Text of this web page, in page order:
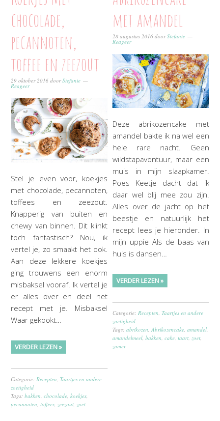
chocolade,
pecannoten,
toffee en zeezout
29 oktober 2016 doorStefanie
Reageer
Stel je even voor, koekjes
met chocolade, pecannoten,
toffees en zeezout.
Knapperig van buiten en
chewy van binnen. Dit klinkt
toch fantastisch? Nou, ik
vertel je, zo smaakt het ook.
Aan deze lekkere koekjes
ging trouwens een enorm
misbaksel vooraf. Ik vertel je
er alles over en deel het
recept met je. Misbaksel
Waar gekookt…
VERDER LEZEN »
Categorie: Recepten ,Taartjes en andere
zoetigheid
Tags:bakken ,chocolade ,koekjes
pecannoten ,toffees zeezout zoet
met amandel
28 augustus 2016 doorStefanie
Reageer
Deze abrikozencake met
amandel bakte ik na wel een
hele rare nacht. Geen
wildstapavontuur, maar een
muis in mijn slaapkamer.
Poes Keetje dacht dat ik
daar wel blij mee zou zijn.
Alles over de jacht op het
beestje en natuurlijk het
recept lees je hieronder. In
mijn uppie Als de baas van
huis is dansen…
VERDER LEZEN »
Categorie:Recepten,Taartjes en andere
zoetigheid
Tags:abrikozen,Abrikozencake,amandel,
amandelmeel,bakken,cake,taart,zoet,
zomer